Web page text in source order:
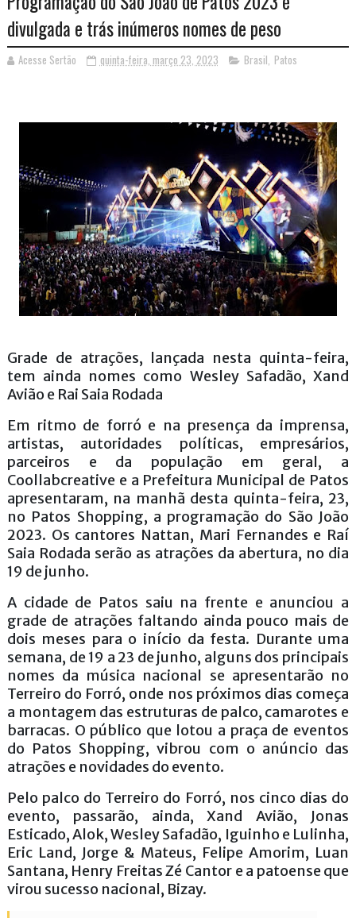
divulgada e trás inúmeros nomes de peso
Acesse Sertão quinta-feira, março 23, 2023 Brasil, Patos
Grade de atrações, lançada nesta quinta-feira,
tem ainda nomes como Wesley Safadão, Xand
Avião e Rai Saia Rodada
Em ritmo de forró e na presença da imprensa,
artistas, autoridades políticas, empresários,
parceiros e da população em geral, a
Coollabcreative e a Prefeitura Municipal de Patos
apresentaram, na manhã desta quinta-feira, 23,
no Patos Shopping, a programação do São João
2023. Os cantores Nattan, Mari Fernandes e Raí
Saia Rodada serão as atrações da abertura, no dia
19 de junho.
A cidade de Patos saiu na frente e anunciou a
grade de atrações faltando ainda pouco mais de
dois meses para o início da festa. Durante uma
semana, de 19 a 23 de junho, alguns dos principais
nomes da música nacional se apresentarão no
Terreiro do Forró, onde nos próximos dias começa
a montagem das estruturas de palco, camarotes e
barracas. O público que lotou a praça de eventos
do Patos Shopping, vibrou com o anúncio das
atrações e novidades do evento.
Pelo palco do Terreiro do Forró, nos cinco dias do
evento, passarão, ainda, Xand Avião, Jonas
Esticado, Alok, Wesley Safadão, Iguinho e Lulinha,
Eric Land, Jorge & Mateus, Felipe Amorim, Luan
Santana, Henry Freitas Zé Cantor e a patoense que
virou sucesso nacional, Bizay.